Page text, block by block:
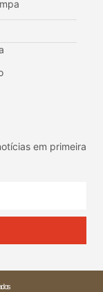
em primeira